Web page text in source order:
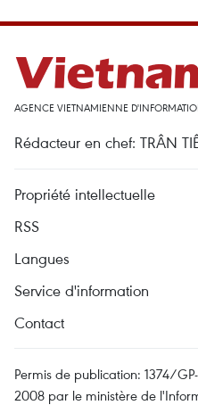
AGENCE VIETNAMIENNE
Rédacteur en chef: TRÂN
Propriété intellectuelle
RSS
Langues
Service d'information
Contact
Permis de publication: 1374/
2008 par le ministère de